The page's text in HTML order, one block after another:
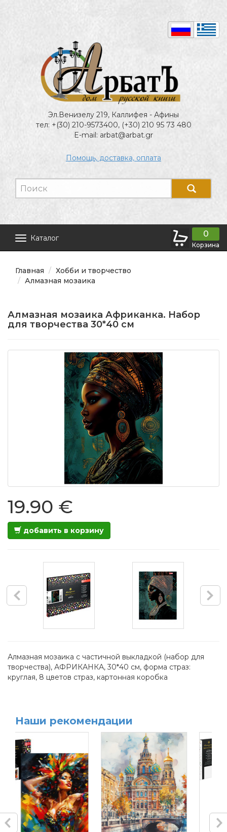
Эл.Венизелу 219, Каллифея - Афины
тел: +(30) 210-9573400, (+30) 210 95 73 480
E-mail: arbat@arbat.gr
Помощь, доставка, оплата
Каталог 0
Корзина
Главная
Хобби и творчество
Алмазная мозаика
Алмазная мозаика Африканка. Набор
для творчества 30*40 см
19.90 €
добавить в корзину
Алмазная мозаика с частичной выкладкой (набор для
творчества), АФРИКАНКА, 30*40 см, форма страз:
круглая, 8 цветов страз, картонная коробка
Наши рекомендации